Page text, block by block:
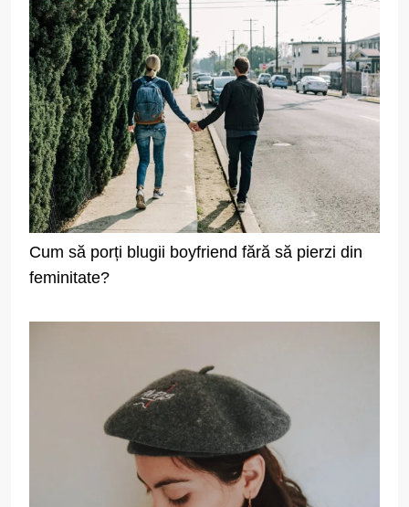
Cum să porți blugii boyfriend fără să pierzi din
feminitate?